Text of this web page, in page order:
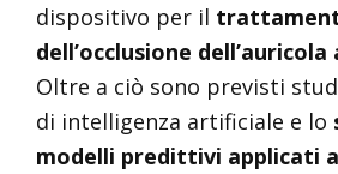
dispositivo per il
dell’occlusione
Oltre a ciò sono previsti
di intelligenza artificiale e lo
modelli predittivi applicati